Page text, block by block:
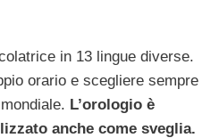
in 13 lingue diverse.
orario e scegliere sempre
L’orologio è
anche come sveglia.